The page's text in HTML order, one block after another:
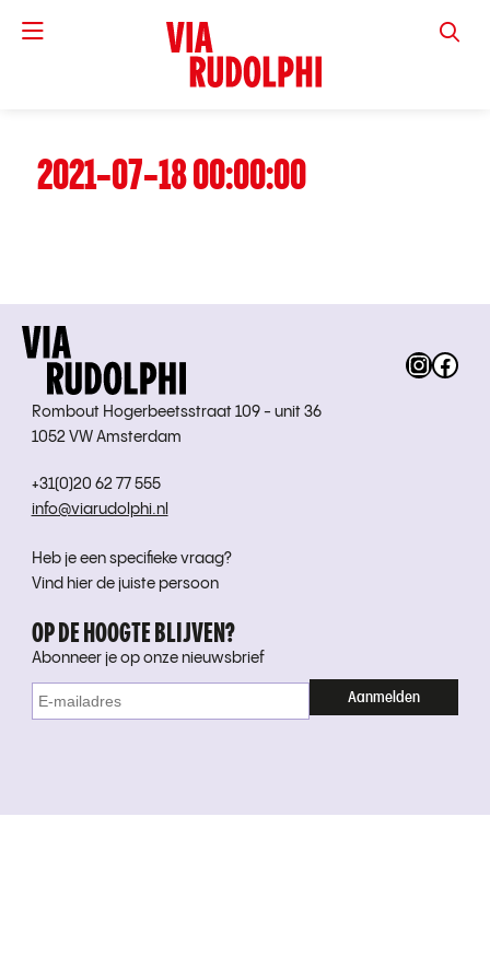
VIA
2021-07-18 00:00:00
Rombout Hogerbeetsstraat 109 - unit 36
1052 VW Amsterdam
+31(0)20 62 77 555
info@viarudolphi.nl
Heb je een specifieke vraag?
Vind hier de juiste persoon
OP DE HOOGTE BLIJVEN?
Abonneer je op onze nieuwsbrief